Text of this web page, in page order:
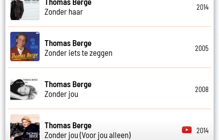
Zonder haar
2014
Thomas Berge
Zonder iets te zeggen
2005
Thomas Berge
Zonder jou
2008
Thomas Berge
Zonder jou (Voor jou alleen)
2014